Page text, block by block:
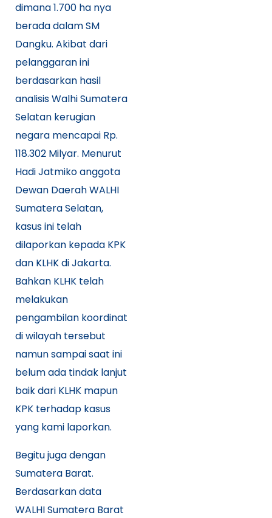
dimana 1.700 ha nya
berada dalam SM
Dangku. Akibat dari
pelanggaran ini
berdasarkan hasil
analisis Walhi Sumatera
Selatan kerugian
negara mencapai Rp.
118.302 Milyar. Menurut
Hadi Jatmiko anggota
Dewan Daerah WALHI
Sumatera Selatan,
kasus ini telah
dilaporkan kepada KPK
dan KLHK di Jakarta.
Bahkan KLHK telah
melakukan
pengambilan koordinat
di wilayah tersebut
namun sampai saat ini
belum ada tindak lanjut
baik dari KLHK mapun
KPK terhadap kasus
yang kami laporkan.
Begitu juga dengan
Sumatera Barat.
Berdasarkan data
WALHI Sumatera Barat